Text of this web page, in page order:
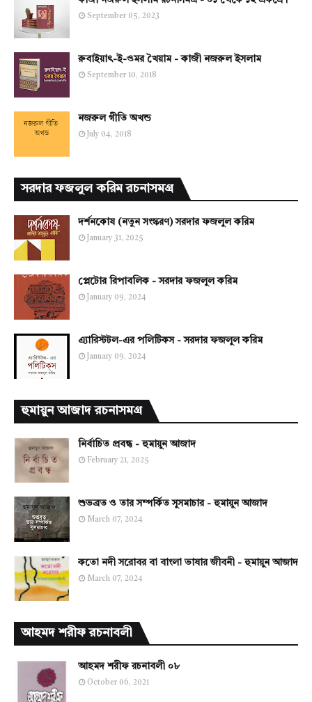
September 05, 2023
রুবাইয়াৎ-ই-ওমর খৈয়াম - কাজী নজরুল ইসলাম
September 10, 2018
নজরুল গীতি অখন্ড
July 04, 2018
সরদার ফজলুল করিম রচনাসমগ্র
দর্শনকোষ (নতুন সংস্করণ) সরদার ফজলুল করিম
January 31, 2025
প্লেটোর রিপাবলিক - সরদার ফজলুল করিম
January 09, 2024
এ্যারিস্টটল-এর পলিটিকস - সরদার ফজলুল করিম
January 09, 2024
হুমায়ুন আজাদ রচনাসমগ্র
নির্বাচিত প্রবন্ধ - হুমায়ুন আজাদ
February 21, 2025
শুভব্রত ও তার সম্পর্কিত সুসমাচার - হুমায়ুন আজাদ
March 07, 2024
কতো নদী সরোবর বা বাংলা ভাষার জীবনী - হুমায়ুন আজাদ
March 07, 2024
আহমদ শরীফ রচনাবলী
আহমদ শরীফ রচনাবলী ০৮
October 06, 2021